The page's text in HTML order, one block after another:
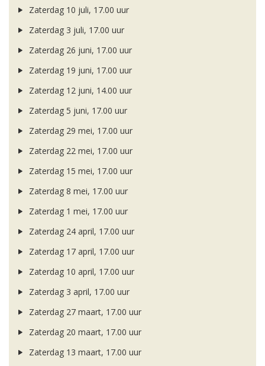
Zaterdag 10 juli, 17.00 uur
Zaterdag 3 juli, 17.00 uur
Zaterdag 26 juni, 17.00 uur
Zaterdag 19 juni, 17.00 uur
Zaterdag 12 juni, 14.00 uur
Zaterdag 5 juni, 17.00 uur
Zaterdag 29 mei, 17.00 uur
Zaterdag 22 mei, 17.00 uur
Zaterdag 15 mei, 17.00 uur
Zaterdag 8 mei, 17.00 uur
Zaterdag 1 mei, 17.00 uur
Zaterdag 24 april, 17.00 uur
Zaterdag 17 april, 17.00 uur
Zaterdag 10 april, 17.00 uur
Zaterdag 3 april, 17.00 uur
Zaterdag 27 maart, 17.00 uur
Zaterdag 20 maart, 17.00 uur
Zaterdag 13 maart, 17.00 uur